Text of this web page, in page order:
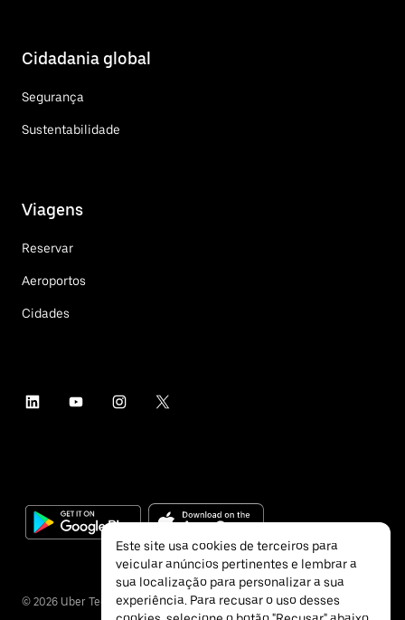
Cidadania global
Segurança
Sustentabilidade
Viagens
Reservar
Aeroportos
Cidades
© 2026 Uber Technologies Inc.
Este site usa cookies de terceiros para
veicular anúncios pertinentes e lembrar a
sua localização para personalizar a sua
experiência. Para recusar o uso desses